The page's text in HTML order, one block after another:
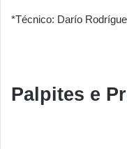
*Técnico: Darío
Palpites e